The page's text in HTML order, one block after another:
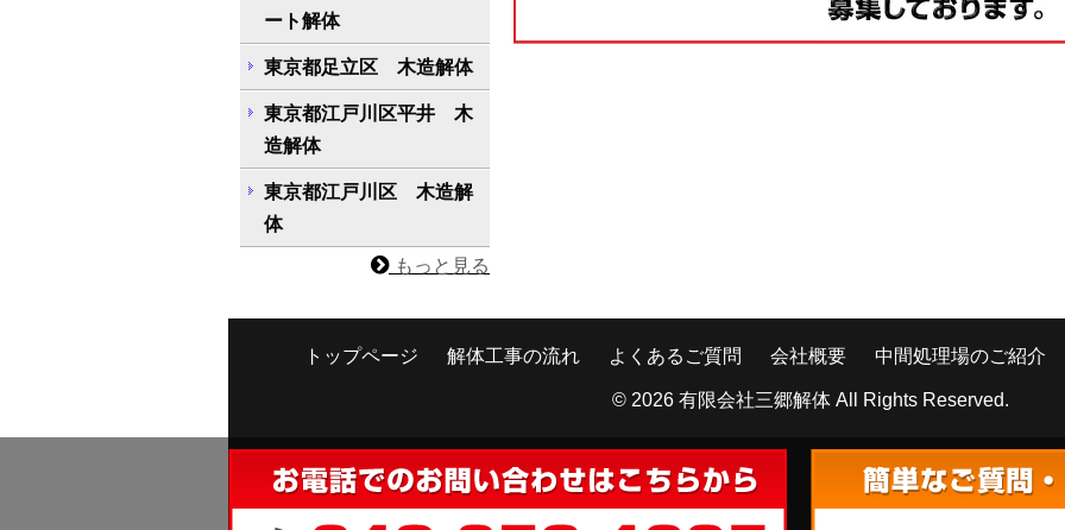
ート解体
東京都足立区 木造解体
東京都江戸川区平井 木
造解体
東京都江戸川区 木造解
体
もっと見る
トップページ 解体工事の流れ よくあるご質問 会社概要 中間処理場のご紹介
© 2026 有限会社三郷解体 All Rights Reserved.